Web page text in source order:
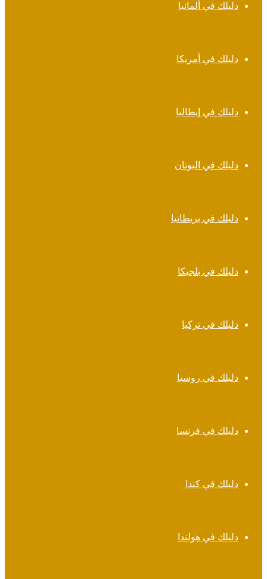
دليلك في ألمانيا
دليلك في أمريكا
دليلك في إيطاليا
دليلك في اليونان
دليلك في بريطانيا
دليلك في بلجيكا
دليلك في تركيا
دليلك في روسيا
دليلك في فرنسا
دليلك في كندا
دليلك في هولندا